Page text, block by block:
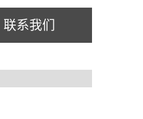
联系我们